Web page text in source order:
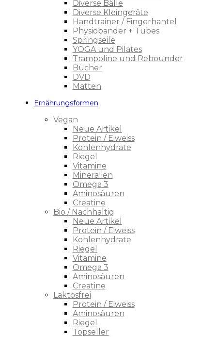
Diverse Bälle
Diverse Kleingeräte
Handtrainer / Fingerhantel
Physiobänder + Tubes
Springseile
YOGA und Pilates
Trampoline und Rebounder
Bücher
DVD
Matten
Ernährungsformen
Vegan
Neue Artikel
Protein / Eiweiss
Kohlenhydrate
Riegel
Vitamine
Mineralien
Omega 3
Aminosäuren
Creatine
Bio / Nachhaltig
Neue Artikel
Protein / Eiweiss
Kohlenhydrate
Riegel
Vitamine
Omega 3
Aminosäuren
Creatine
Laktosfrei
Protein / Eiweiss
Aminosäuren
Riegel
Topseller